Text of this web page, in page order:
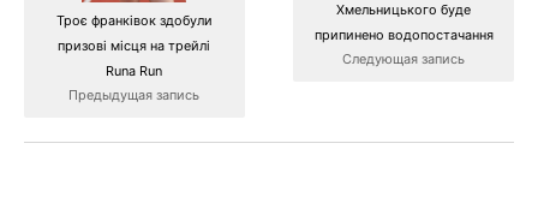
Троє франківок здобули
призові місця на трейлі
Runa Run
Предыдущая запись
Хмельницького буде
припинено водопостачання
Следующая запись